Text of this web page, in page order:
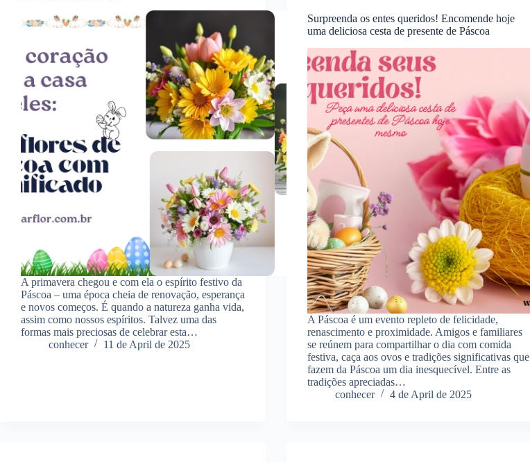
A primavera chegou e com ela o espírito festivo da
Páscoa – uma época cheia de renovação, esperança
e novos começos. É quando a natureza ganha vida,
assim como nossos espíritos. Talvez uma das
formas mais preciosas de celebrar esta…
conhecer
11 de April de 2025
Surpreenda os entes queridos! Encomende hoje
uma deliciosa cesta de presente de Páscoa
A Páscoa é um evento repleto de felicidade,
renascimento e proximidade. Amigos e familiares
se reúnem para compartilhar o dia com comida
festiva, caça aos ovos e tradições significativas que
fazem da Páscoa um dia inesquecível. Entre as
tradições apreciadas…
conhecer
4 de April de 2025